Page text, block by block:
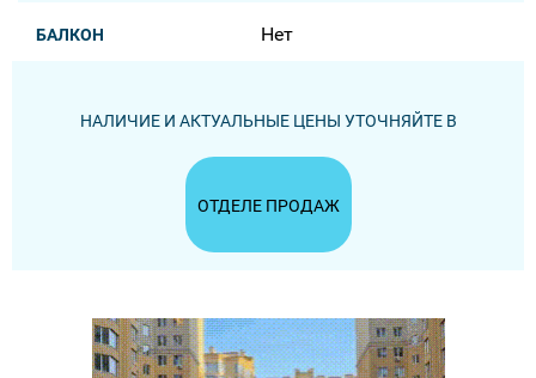
БАЛКОН Нет
НАЛИЧИЕ И АКТУАЛЬНЫЕ ЦЕНЫ УТОЧНЯЙТЕ В
ОТДЕЛЕ ПРОДАЖ